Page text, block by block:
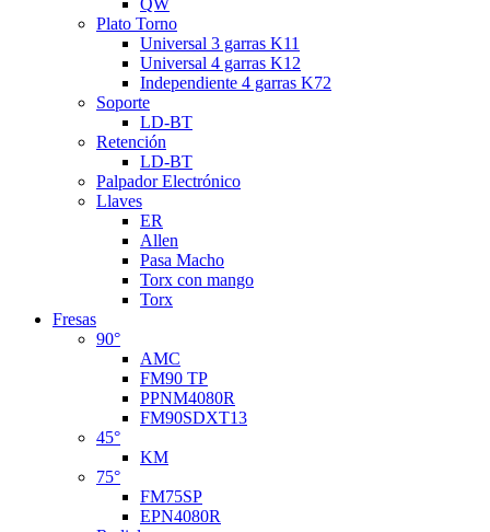
QW
Plato Torno
Universal 3 garras K11
Universal 4 garras K12
Independiente 4 garras K72
Soporte
LD-BT
Retención
LD-BT
Palpador Electrónico
Llaves
ER
Allen
Pasa Macho
Torx con mango
Torx
Fresas
90°
AMC
FM90 TP
PPNM4080R
FM90SDXT13
45°
KM
75°
FM75SP
EPN4080R